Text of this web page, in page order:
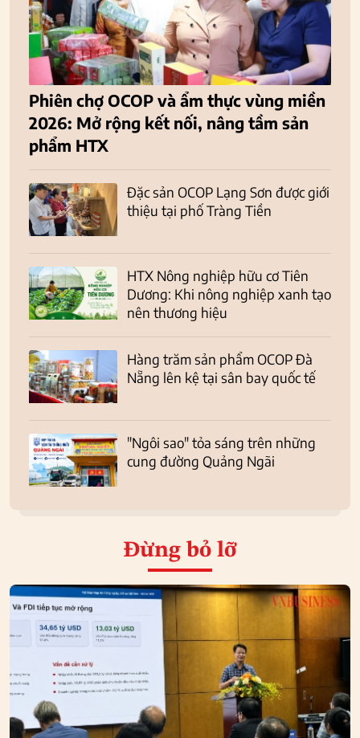
Phiên chợ OCOP và ẩm thực vùng miền
2026: Mở rộng kết nối, nâng tầm sản
phẩm HTX
Đặc sản OCOP Lạng Sơn được giới
thiệu tại phố Tràng Tiền
HTX Nông nghiệp hữu cơ Tiên
Dương: Khi nông nghiệp xanh tạo
nên thương hiệu
Hàng trăm sản phẩm OCOP Đà
Nẵng lên kệ tại sân bay quốc tế
"Ngôi sao" tỏa sáng trên những
cung đường Quảng Ngãi
Đừng bỏ lỡ